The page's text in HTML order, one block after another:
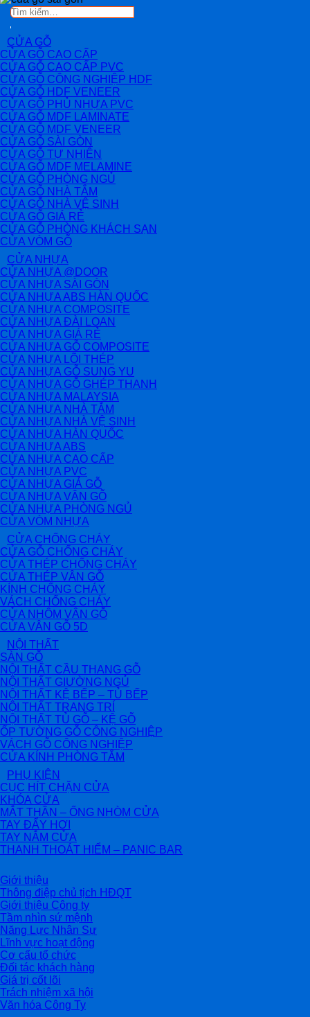
Tìm
CỬA GỖ
CỬA GỖ CAO CẤP
CỬA GỖ CAO CẤP PVC
CỬA GỖ CÔNG NGHIỆP HDF
CỬA GỖ HDF VENEER
CỬA GỖ PHỦ NHỰA PVC
CỬA GỖ MDF LAMINATE
CỬA GỖ MDF VENEER
CỬA GỖ SÀI GÒN
CỬA GỖ TỰ NHIÊN
CỬA GỖ MDF MELAMINE
CỬA GỖ PHÒNG NGỦ
CỬA GỖ NHÀ TẮM
CỬA GỖ NHÀ VỆ SINH
CỬA GỖ GIÁ RẺ
CỬA GỖ PHÒNG KHÁCH SẠN
CỬA VÒM GỖ
CỬA NHỰA
CỬA NHỰA @DOOR
CỬA NHỰA SÀI GÒN
CỬA NHỰA ABS HÀN QUỐC
CỬA NHỰA COMPOSITE
CỬA NHỰA ĐÀI LOAN
CỬA NHỰA GIÁ RẺ
CỬA NHỰA GỖ COMPOSITE
CỬA NHỰA LÕI THÉP
CỬA NHỰA GỖ SUNG YU
CỬA NHỰA GỖ GHÉP THANH
CỬA NHỰA MALAYSIA
CỬA NHỰA NHÀ TẮM
CỬA NHỰA NHÀ VỆ SINH
CỬA NHỰA HÀN QUỐC
CỬA NHỰA ABS
CỬA NHỰA CAO CẤP
CỬA NHỰA PVC
CỬA NHỰA GIẢ GỖ
CỬA NHỰA VÂN GỖ
CỬA NHỰA PHÒNG NGỦ
CỬA VÒM NHỰA
CỬA CHỐNG CHÁY
CỬA GỖ CHỐNG CHÁY
CỬA THÉP CHỐNG CHÁY
CỬA THÉP VÂN GỖ
KÍNH CHỐNG CHÁY
VÁCH CHỐNG CHÁY
CỬA NHÔM VÂN GỖ
CỬA VÂN GỖ 5D
NỘI THẤT
SÀN GỖ
NỘI THẤT CẦU THANG GỖ
NỘI THẤT GIƯỜNG NGỦ
NỘI THẤT KỆ BẾP – TỦ BẾP
NỘI THẤT TRANG TRÍ
NỘI THẤT TỦ GỖ – KỆ GỖ
ỐP TƯỜNG GỖ CÔNG NGHIỆP
VÁCH GỖ CÔNG NGHIỆP
CỬA KÍNH PHÒNG TẮM
PHỤ KIỆN
CỤC HÍT CHẶN CỬA
KHÓA CỬA
MẮT THẦN – ỐNG NHÒM CỬA
TAY ĐẨY HƠI
TAY NẮM CỬA
THANH THOÁT HIỂM – PANIC BAR
Giới thiệu
Thông điệp chủ tịch HĐQT
Giới thiệu Công ty
Tầm nhìn sứ mệnh
Năng Lực Nhân Sự
Lĩnh vực hoạt động
Cơ cấu tổ chức
Đối tác khách hàng
Giá trị cốt lõi
Trách nhiệm xã hội
Văn hóa Công Ty